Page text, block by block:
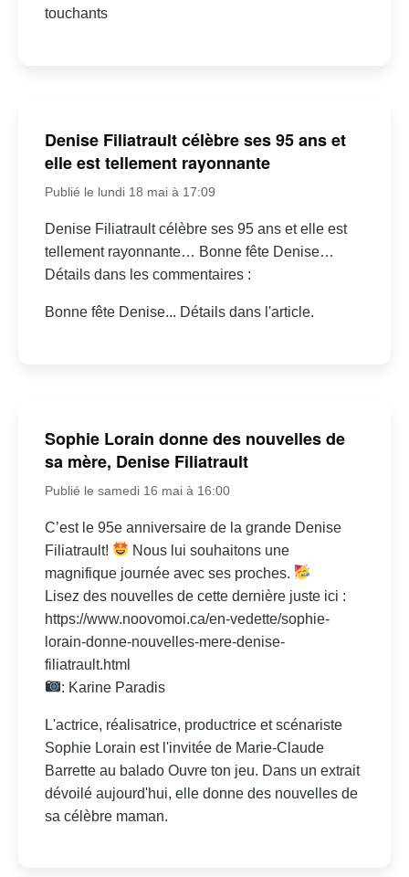
touchants
Denise Filiatrault célèbre ses 95 ans et
elle est tellement rayonnante
Publié le lundi 18 mai à 17:09
Denise Filiatrault célèbre ses 95 ans et elle est
tellement rayonnante… Bonne fête Denise…
Détails dans les commentaires :
Bonne fête Denise... Détails dans l'article.
Sophie Lorain donne des nouvelles de
sa mère, Denise Filiatrault
Publié le samedi 16 mai à 16:00
C’est le 95e anniversaire de la grande Denise
Filiatrault!
Nous lui souhaitons une
magnifique journée avec ses proches.
Lisez des nouvelles de cette dernière juste ici :
https://www.noovomoi.ca/en-vedette/sophie-
lorain-donne-nouvelles-mere-denise-
filiatrault.html
: Karine Paradis
L'actrice, réalisatrice, productrice et scénariste
Sophie Lorain est l'invitée de Marie-Claude
Barrette au balado Ouvre ton jeu. Dans un extrait
dévoilé aujourd'hui, elle donne des nouvelles de
sa célèbre maman.